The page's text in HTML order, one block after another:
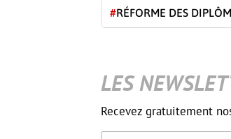
#RÉFORME DES
LES
Recevez gratuitement